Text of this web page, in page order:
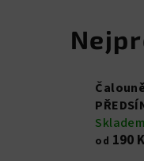
Skladem
od 190